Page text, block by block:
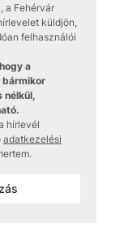
a Fehérvár
küldjön,
felhasználói
a
bármikor
nélkül,
hírlevél
adatkezelési